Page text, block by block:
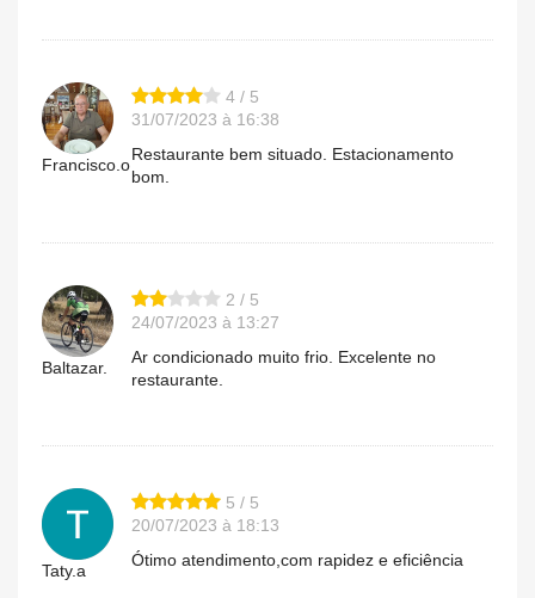
Francisco.o
4 / 5
31/07/2023 à 16:38
Restaurante bem situado. Estacionamento
bom.
Baltazar.
2 / 5
24/07/2023 à 13:27
Ar condicionado muito frio. Excelente no
restaurante.
Taty.a
5 / 5
20/07/2023 à 18:13
Ótimo atendimento,com rapidez e eficiência